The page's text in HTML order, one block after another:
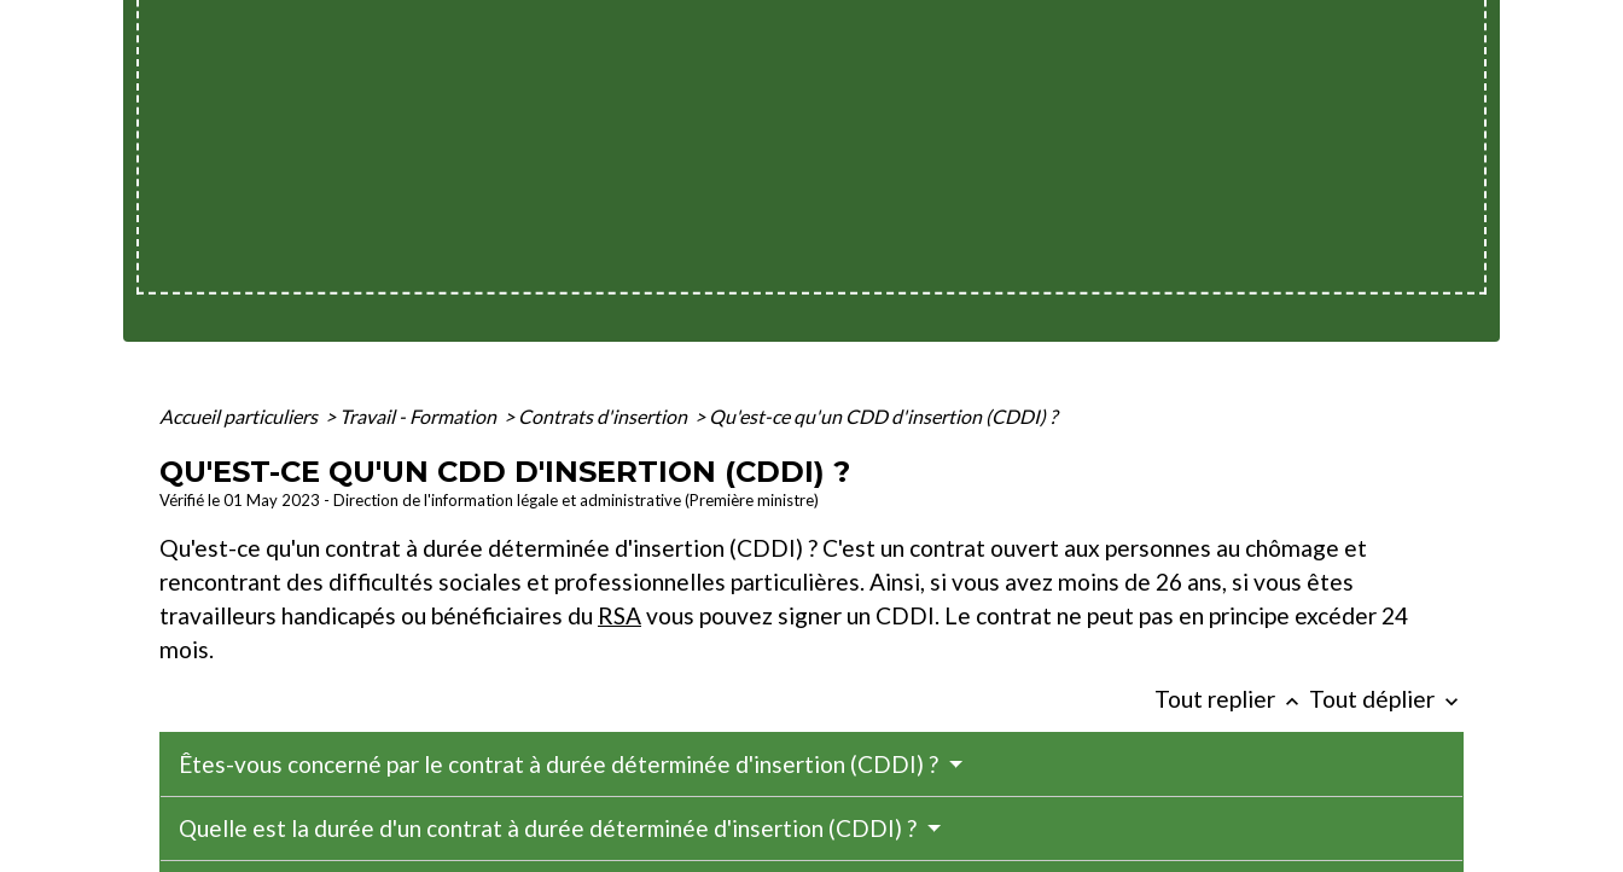
Accueil particuliers > Travail - Formation > Contrats d'insertion > Qu'est-ce qu'un CDD d'insertion (CDDI) ?
QU'EST-CE QU'UN CDD D'INSERTION (CDDI) ?
Vérifié le 01 May 2023 - Direction de l'information légale et administrative (Première ministre)
Qu'est-ce qu'un contrat à durée déterminée d'insertion (CDDI) ? C'est un contrat ouvert aux personnes au chômage et
rencontrant des difficultés sociales et professionnelles particulières. Ainsi, si vous avez moins de 26 ans, si vous êtes
travailleurs handicapés ou bénéficiaires du RSA vous pouvez signer un CDDI. Le contrat ne peut pas en principe excéder 24
mois.
Tout replier keyboard_arrow_up Tout déplier keyboard_arrow_down
Êtes-vous concerné par le contrat à durée déterminée d'insertion (CDDI) ?
Quelle est la durée d'un contrat à durée déterminée d'insertion (CDDI) ?